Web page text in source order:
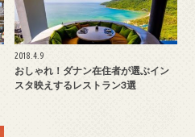
2018.4.9
おしゃれ！ダナン在住者が選ぶイン
スタ映えするレストラン3選